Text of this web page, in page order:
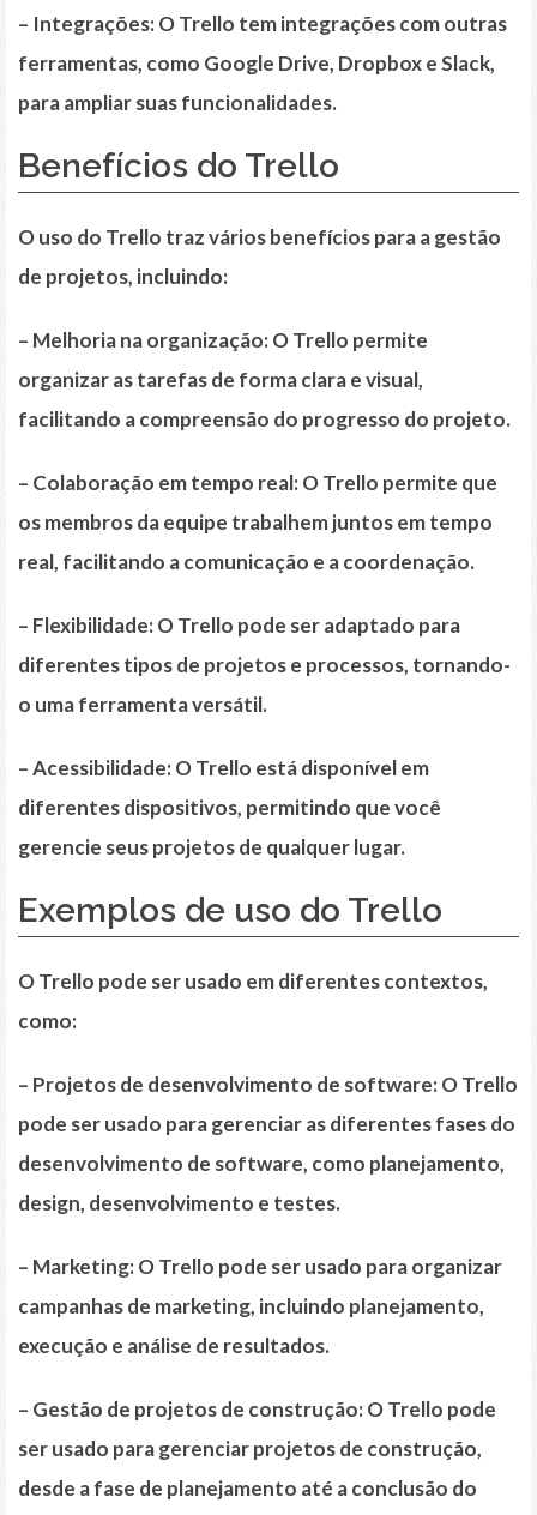
– Integrações: O Trello tem integrações com outras
ferramentas, como Google Drive, Dropbox e Slack,
para ampliar suas funcionalidades.
Benefícios do Trello
O uso do Trello traz vários benefícios para a gestão
de projetos, incluindo:
– Melhoria na organização: O Trello permite
organizar as tarefas de forma clara e visual,
facilitando a compreensão do progresso do projeto.
– Colaboração em tempo real: O Trello permite que
os membros da equipe trabalhem juntos em tempo
real, facilitando a comunicação e a coordenação.
– Flexibilidade: O Trello pode ser adaptado para
diferentes tipos de projetos e processos, tornando-
o uma ferramenta versátil.
–Acessibilidade: O Trello está disponível em
diferentes dispositivos, permitindo que você
gerencie seus projetos de qualquer lugar.
Exemplos de uso do Trello
O Trello pode ser usado em diferentes contextos,
como:
– Projetos de desenvolvimento de software: O Trello
pode ser usado para gerenciar as diferentes fases do
desenvolvimento de software, como planejamento,
design, desenvolvimento e testes.
– Marketing: O Trello pode ser usado para organizar
campanhas de marketing, incluindo planejamento,
execução e análise de resultados.
– Gestão de projetos de construção: O Trello pode
ser usado para gerenciar projetos de construção,
desde a fase de planejamento até a conclusão do